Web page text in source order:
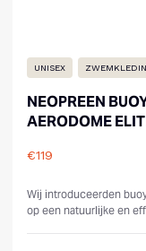
UNISEX
NEOPREEN
AERODOME
€119
Wij introduceerden
op een natuurlijke en